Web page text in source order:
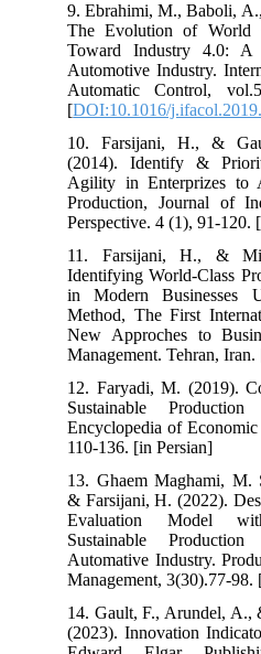
9. Ebrahimi, M.,
The Evolution
Toward
Automotive
Automatic
[DOI:10.1016/
10. Farsijani,
(2014). Identify
Agility in
Production,
Perspective. 4 (1),
11. Farsijani,
Identifying World-
in Modern
Method, The
New Approches
Management.
12. Faryadi, M.
Sustainable
Encyclopedia of
110-136. [in
13. Ghaem
& Farsijani, H.
Evaluation
Sustainable
Automative
Management,
14. Gault, F.,
(2023).